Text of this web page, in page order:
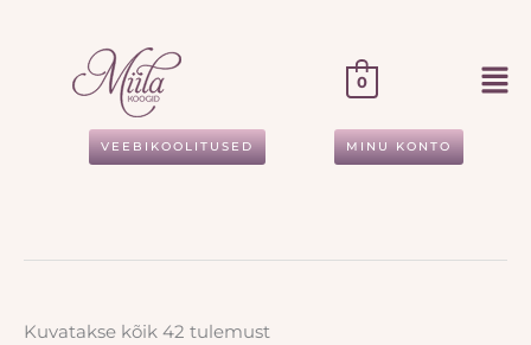
0
VEEBIKOOLITUSED MINU KONTO
Kuvatakse kõik 42 tulemust